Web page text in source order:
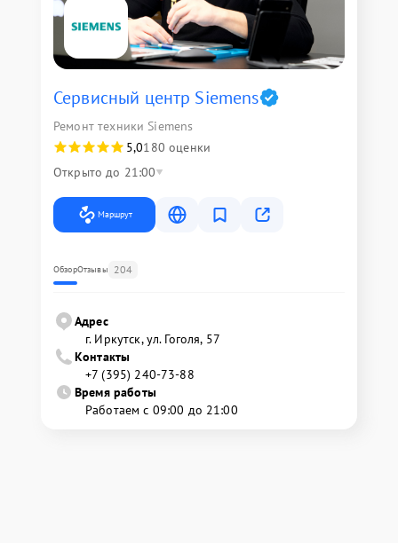
Сервисный центр Siemens
Ремонт техники Siemens
5,0180 оценки
Открыто до 21:00
Маршрут
ОбзорОтзывы 204
Адрес
г. Иркутск, ул. ​Гоголя, 57
Контакты
+7 (395) 240-73-88
Время работы
Работаем с 09:00 до 21:00